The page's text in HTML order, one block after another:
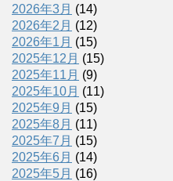
2026年3月 (14)
2026年2月 (12)
2026年1月 (15)
2025年12月 (15)
2025年11月 (9)
2025年10月 (11)
2025年9月 (15)
2025年8月 (11)
2025年7月 (15)
2025年6月 (14)
2025年5月 (16)